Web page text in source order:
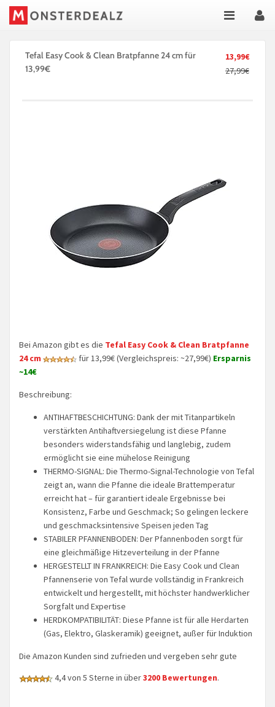
13,99€
27,99€
Tefal Easy Cook & Clean Bratpfanne 24 cm für
13,99€
Bei Amazon gibt es die Tefal Easy Cook & Clean Bratpfanne
24 cm
für 13,99€ (Vergleichspreis: ~27,99€) Ersparnis
~14€
Beschreibung:
ANTIHAFTBESCHICHTUNG: Dank der mit Titanpartikeln
verstärkten Antihaftversiegelung ist diese Pfanne
besonders widerstandsfähig und langlebig, zudem
ermöglicht sie eine mühelose Reinigung
THERMO-SIGNAL: Die Thermo-Signal-Technologie von Tefal
zeigt an, wann die Pfanne die ideale Brattemperatur
erreicht hat – für garantiert ideale Ergebnisse bei
Konsistenz, Farbe und Geschmack; So gelingen leckere
und geschmacksintensive Speisen jeden Tag
STABILER PFANNENBODEN: Der Pfannenboden sorgt für
eine gleichmäßige Hitzeverteilung in der Pfanne
HERGESTELLT IN FRANKREICH: Die Easy Cook und Clean
Pfannenserie von Tefal wurde vollständig in Frankreich
entwickelt und hergestellt, mit höchster handwerklicher
Sorgfalt und Expertise
HERDKOMPATIBILITÄT: Diese Pfanne ist für alle Herdarten
(Gas, Elektro, Glaskeramik) geeignet, außer für Induktion
Die Amazon Kunden sind zufrieden und vergeben sehr gute
4,4 von 5 Sterne in über3200 Bewertungen.